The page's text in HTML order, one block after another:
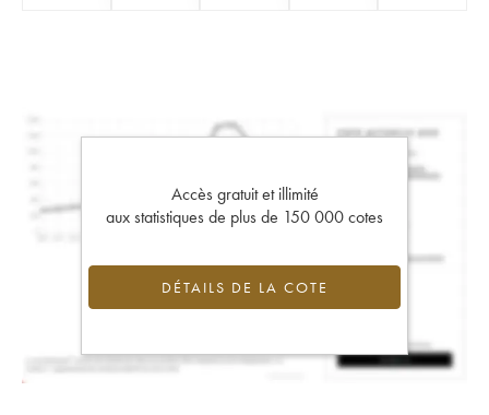
Accès gratuit et illimité
aux statistiques de plus de 150 000 cotes
DÉTAILS DE LA COTE